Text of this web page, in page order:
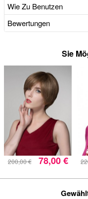
Wie Zu Benutzen
Bewertungen
Sie
200,00 € 78,00 €